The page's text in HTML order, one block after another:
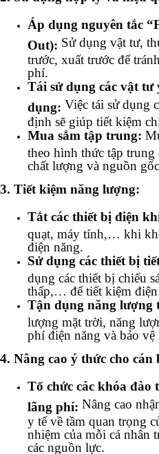
Áp dụng nguyên tắc
Out): Sử dụng vật tư,
trước, xuất trước để
phí.
Tái sử dụng các vật tư
dụng: Việc tái sử dụng
định sẽ giúp tiết kiệm
Mua sắm tập trung:
theo hình thức tập trung
chất lượng và nguồn
3. Tiết kiệm năng lượng:
Tắt các thiết bị điện
quạt, máy tính,… khi
điện năng.
Sử dụng các thiết bị
dụng các thiết bị chiếu
thấp,… để tiết kiệm điện
Tận dụng năng lượng
lượng mặt trời, năng
phí điện năng và bảo vệ
4. Nâng cao ý thức cho cán
Tổ chức các khóa đào
lãng phí: Nâng cao
y tế về tầm quan trọng
nhiệm của mỗi cá nhân
các nguồn lực.